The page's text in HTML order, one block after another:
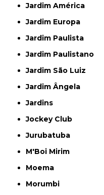
Jardim América
Jardim Europa
Jardim Paulista
Jardim Paulistano
Jardim São Luiz
Jardim Ângela
Jardins
Jockey Club
Jurubatuba
M'Boi Mirim
Moema
Morumbi